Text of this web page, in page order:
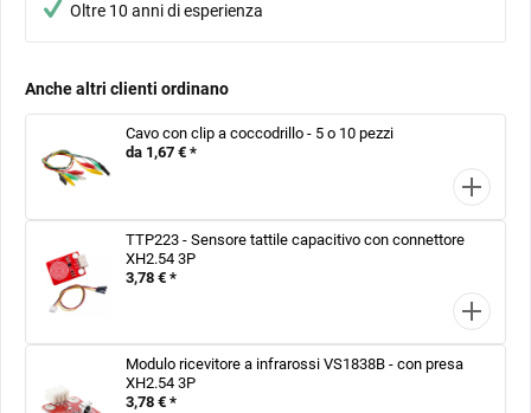
Oltre 10 anni di esperienza
Anche altri clienti ordinano
Cavo con clip a coccodrillo - 5 o 10 pezzi
da 1,67 € *
TTP223 - Sensore tattile capacitivo con connettore
XH2.54 3P
3,78 € *
Modulo ricevitore a infrarossi VS1838B - con presa
XH2.54 3P
3,78 € *